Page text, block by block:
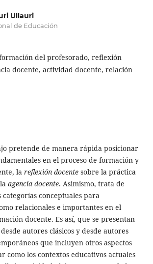
Ullauri
de Educación
del profesorado, reflexión
docente, actividad docente, relación
pretende de manera rápida posicionar
en el proceso de formación y
la reflexión docentesobre la práctica
agencia docente. Asimismo, trata de
conceptuales para
relacionales e importantes en el
docente. Es así, que se presentan
autores clásicos y desde autores
que incluyen otros aspectos
como los contextos educativos actuales